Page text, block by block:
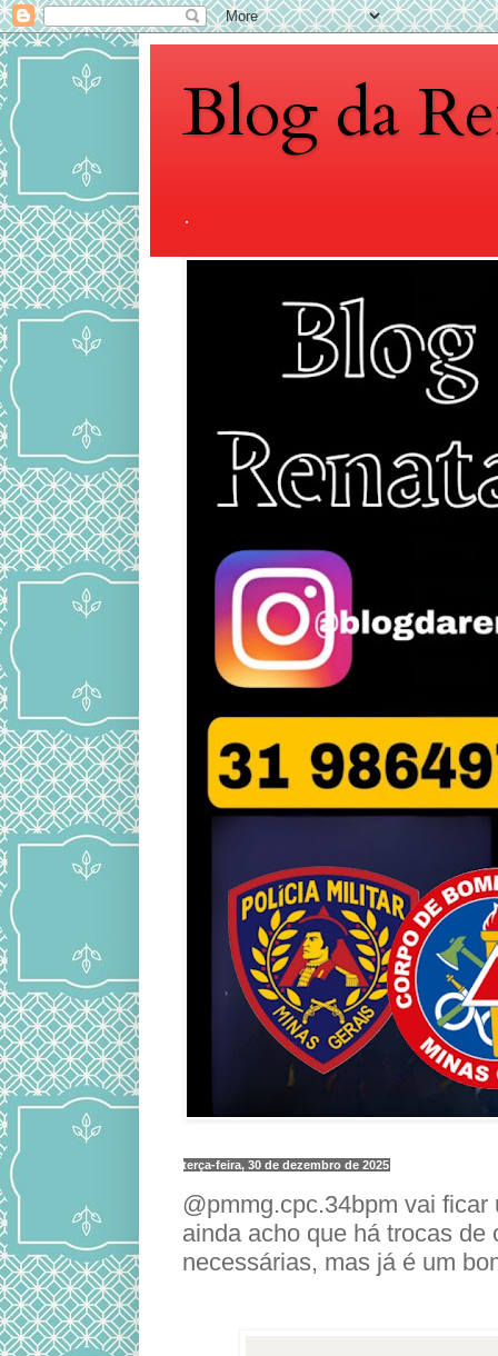
Blog da
.
terça-feira, 30 de dezembro de 2025
@pmmg.cpc.34bpm vai ficar
ainda acho que há trocas de
necessárias, mas já é um